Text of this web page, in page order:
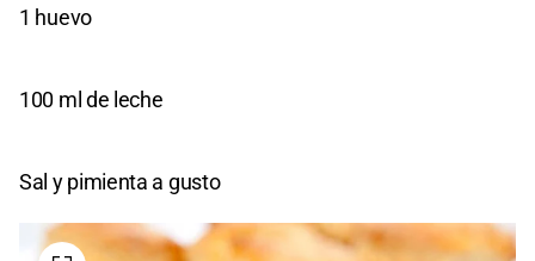
1 huevo
100 ml de leche
Sal y pimienta a gusto